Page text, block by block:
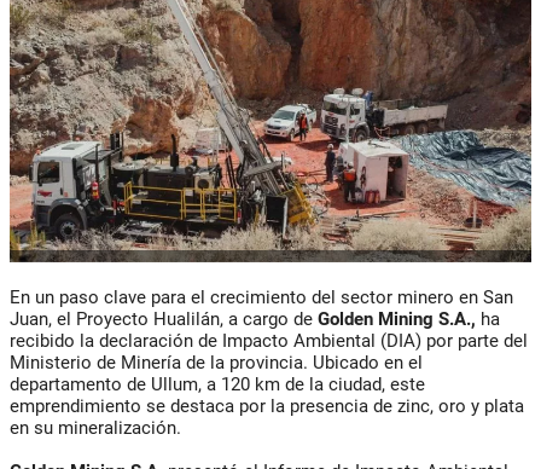
En un paso clave para el crecimiento del sector minero en San
Juan, el Proyecto Hualilán, a cargo de Golden Mining S.A., ha
recibido la declaración de Impacto Ambiental (DIA) por parte del
Ministerio de Minería de la provincia. Ubicado en el
departamento de Ullum, a 120 km de la ciudad, este
emprendimiento se destaca por la presencia de zinc, oro y plata
en su mineralización.